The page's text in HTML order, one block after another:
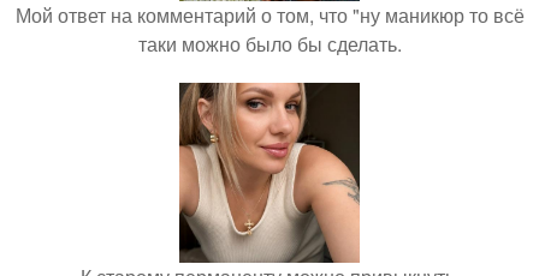
Мой ответ на комментарий о том, что "ну маникюр то всё
таки можно было бы сделать.